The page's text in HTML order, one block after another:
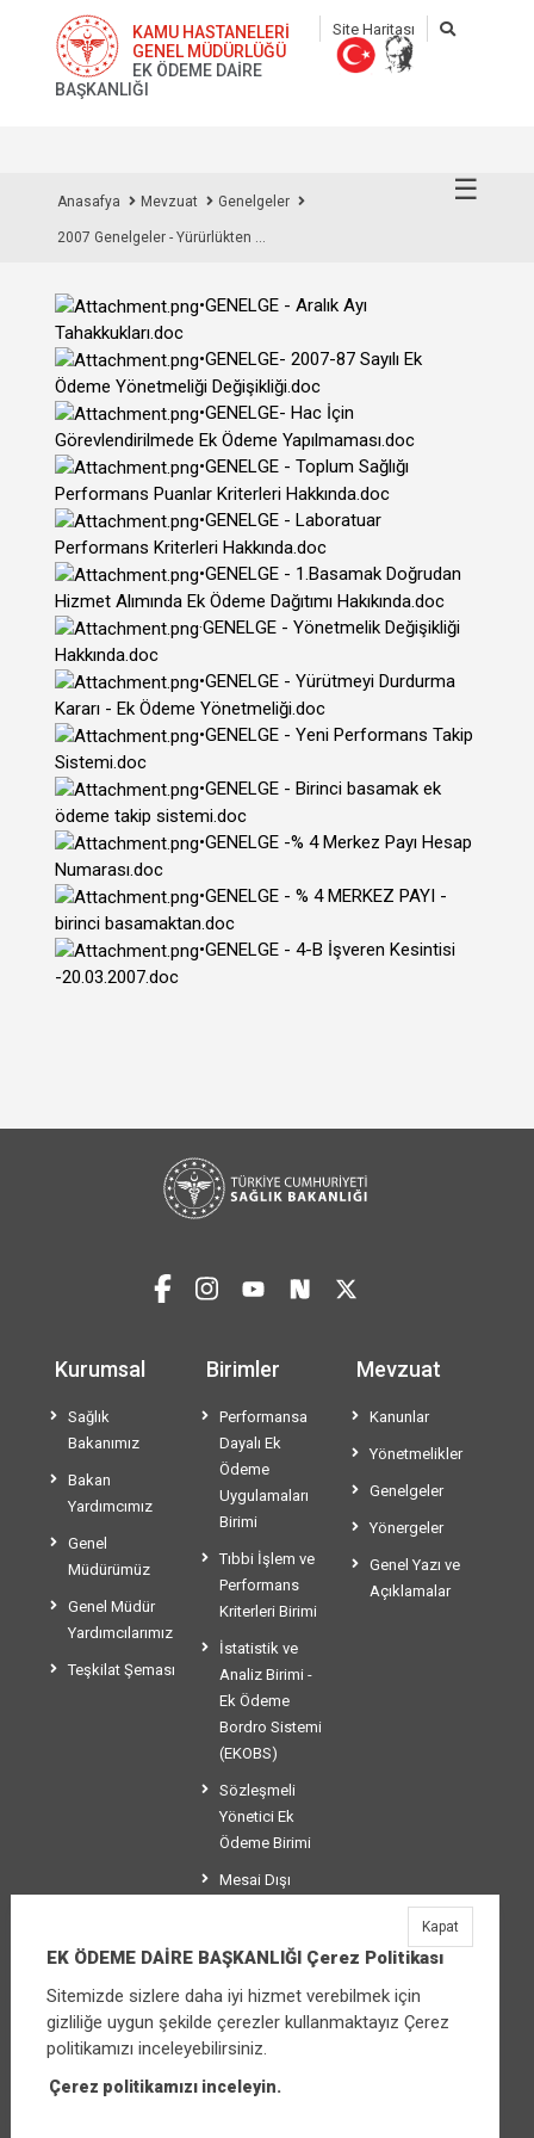
KAMU HASTANELERİ
GENEL MÜDÜRLÜĞÜ
EK ÖDEME DAİRE
BAŞKANLIĞI
Site Haritası
☰
Anasafya Mevzuat Genelgeler
2007 Genelgeler - Yürürlükten ...
•GENELGE - Aralık Ayı
Tahakkukları.doc
•GENELGE- 2007-87 Sayılı Ek
Ödeme Yönetmeliği Değişikliği.doc
•GENELGE- Hac İçin
Görevlendirilmede Ek Ödeme Yapılmaması.doc
•GENELGE - Toplum Sağlığı
Performans Puanlar Kriterleri Hakkında.doc
•GENELGE - Laboratuar
Performans Kriterleri Hakkında.doc
•GENELGE - 1.Basamak Doğrudan
Hizmet Alımında Ek Ödeme Dağıtımı Hakıkında.doc
·GENELGE - Yönetmelik Değişikliği
Hakkında.doc
•GENELGE - Yürütmeyi Durdurma
Kararı - Ek Ödeme Yönetmeliği.doc
•GENELGE - Yeni Performans Takip
Sistemi.doc
•GENELGE - Birinci basamak ek
ödeme takip sistemi.doc
•GENELGE -% 4 Merkez Payı Hesap
Numarası.doc
•GENELGE - % 4 MERKEZ PAYI -
birinci basamaktan.doc
•GENELGE - 4-B İşveren Kesintisi
-20.03.2007.doc
Kurumsal
Sağlık
Bakanımız
Bakan
Yardımcımız
Genel
Müdürümüz
Genel Müdür
Yardımcılarımız
Teşkilat Şeması
Birimler
Performansa
Dayalı Ek
Ödeme
Uygulamaları
Birimi
Tıbbi İşlem ve
Performans
Kriterleri Birimi
İstatistik ve
Analiz Birimi -
Ek Ödeme
Bordro Sistemi
(EKOBS)
Sözleşmeli
Yönetici Ek
Ödeme Birimi
Mesai Dışı
Mevzuat
Kanunlar
Yönetmelikler
Genelgeler
Yönergeler
Genel Yazı ve
Açıklamalar
EK ÖDEME DAİRE BAŞKANLIĞI
Üniversiteler Mahallesi Şehit Mehmet Bayraktar
Caddesi No:3 Çankaya/Ankara
EK ÖDEME DAİRE BAŞKANLIĞI Çerez Politikası
Sitemizde sizlere daha iyi hizmet verebilmek için
gizliliğe uygun şekilde çerezler kullanmaktayız Çerez
politikamızı inceleyebilirsiniz.
Çerez politikamızı inceleyin.
Kapat